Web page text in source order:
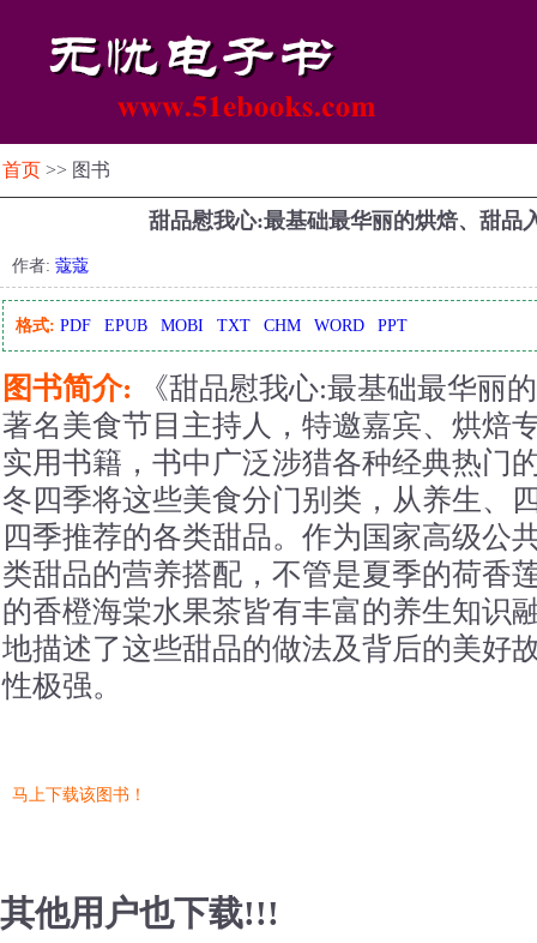
首页 >> 图书
甜品慰我心:最基础最华丽的烘焙、甜品
作者: 蔻蔻
格式: PDF EPUB MOBI TXT CHM WORD PPT
图书简介: 《甜品慰我心:最基础最华丽
著名美食节目主持人，特邀嘉宾、烘焙
实用书籍，书中广泛涉猎各种经典热门
冬四季将这些美食分门别类，从养生、
四季推荐的各类甜品。作为国家高级公
类甜品的营养搭配，不管是夏季的荷香
的香橙海棠水果茶皆有丰富的养生知识
地描述了这些甜品的做法及背后的美好
性极强。
马上下载该图书！
其他用户也下载!!!